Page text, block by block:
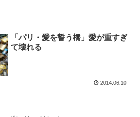
「パリ・愛を誓う橋」愛が重すぎ
て壊れる
2014.06.10